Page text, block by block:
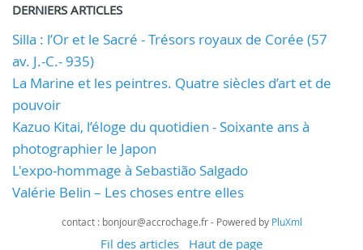
DERNIERS ARTICLES
Silla : l’Or et le Sacré - Trésors royaux de Corée (57
av. J.-C.- 935)
La Marine et les peintres. Quatre siècles d’art et de
pouvoir
Kazuo Kitai, l’éloge du quotidien - Soixante ans à
photographier le Japon
L'expo-hommage à Sebastião Salgado
Valérie Belin – Les choses entre elles
contact : bonjour@accrochage.fr - Powered by PluXml
Fil des articles Haut de page